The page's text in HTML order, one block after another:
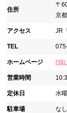
住所
〒
京
アクセス JR
TEL
ホームページ
営業時間
定休日 水
駐車場 なし